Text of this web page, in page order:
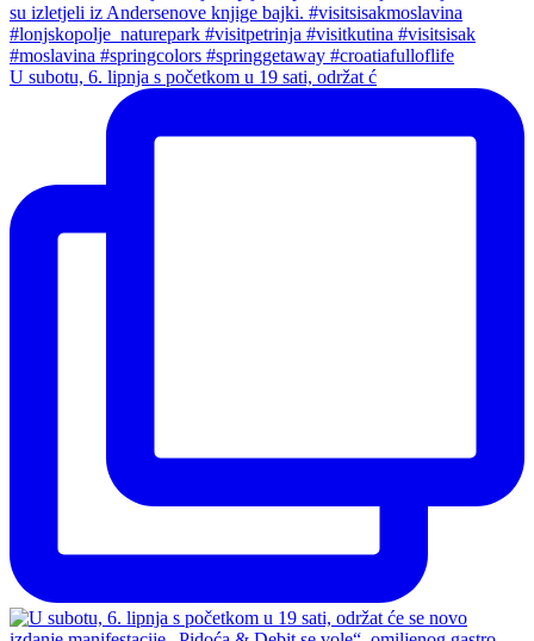
U subotu, 6. lipnja s početkom u 19 sati, održat ć